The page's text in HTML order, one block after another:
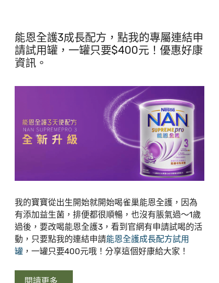
能恩全護3成長配方，點我的專屬連結申
請試用罐，一罐只要$400元！優惠好康
資訊。
我的寶寶從出生開始就開始喝雀巢能恩全護，因為
有添加益生菌，排便都很順暢，也沒有脹氣過～1歲
過後，要改喝能恩全護3，看到官網有申請試喝的活
動，只要點我的連結申請能恩全護成長配方試用
罐 ，一罐只要400元哦！分享這個好康給大家！
閱讀更多…